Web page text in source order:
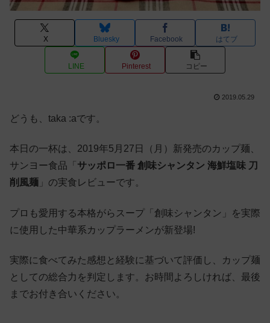
X Bluesky Facebook はてブ
LINE Pinterest コピー
2019.05.29
どうも、taka :aです。
本日の一杯は、2019年5月27日（月）新発売のカップ麺、
サンヨー食品「 サッポロ一番 創味シャンタン 海鮮塩味 刀
削風麺 」の実食レビューです。
プロも愛用する本格がらスープ「創味シャンタン」を実際
に使用した中華系カップラーメンが新登場!
実際に食べてみた感想と経験に基づいて評価し、カップ麺
としての総合力を判定します。お時間よろしければ、最後
までお付き合いください。